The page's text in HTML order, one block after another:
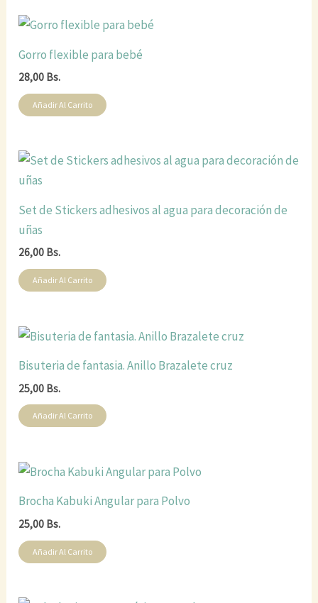
Gorro flexible para bebé
28,00 Bs.
Añadir Al Carrito
Set de Stickers adhesivos al agua para decoración de
uñas
26,00 Bs.
Añadir Al Carrito
Bisuteria de fantasia. Anillo Brazalete cruz
25,00 Bs.
Añadir Al Carrito
Brocha Kabuki Angular para Polvo
25,00 Bs.
Añadir Al Carrito